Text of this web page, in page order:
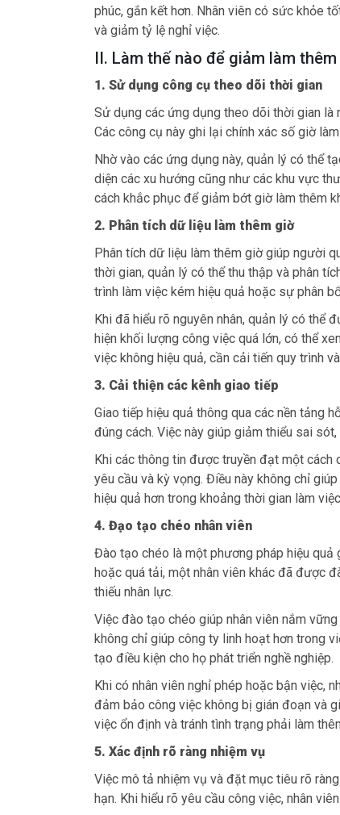
phúc, gắn kết hơn. Nhân viên có sức khỏe
và giảm tỷ lệ nghỉ việc.
II. Làm thế nào để giảm làm
1. Sử dụng công cụ theo dõi thời gian
Sử dụng các ứng dụng theo dõi thời gian là
Các công cụ này ghi lại chính xác số giờ
Nhờ vào các ứng dụng này, quản lý có thể
diện các xu hướng cũng như các khu vực
cách khắc phục để giảm bớt giờ làm thêm
2. Phân tích dữ liệu làm thêm giờ
Phân tích dữ liệu làm thêm giờ giúp người
thời gian, quản lý có thể thu thập và phân
trình làm việc kém hiệu quả hoặc sự phân
Khi đã hiểu rõ nguyên nhân, quản lý có thể
hiện khối lượng công việc quá lớn, có thể
việc không hiệu quả, cần cải tiến quy trình
3. Cải thiện các kênh giao tiếp
Giao tiếp hiệu quả thông qua các nền tảng
đúng cách. Việc này giúp giảm thiểu sai
Khi các thông tin được truyền đạt một cách
yêu cầu và kỳ vọng. Điều này không chỉ
hiệu quả hơn trong khoảng thời gian làm
4. Đạo tạo chéo nhân viên
Đào tạo chéo là một phương pháp hiệu quả
hoặc quá tải, một nhân viên khác đã được
thiếu nhân lực.
Việc đào tạo chéo giúp nhân viên nắm
không chỉ giúp công ty linh hoạt hơn trong
tạo điều kiện cho họ phát triển nghề nghiệp.
Khi có nhân viên nghỉ phép hoặc bận việc,
đảm bảo công việc không bị gián đoạn và
việc ổn định và tránh tình trạng phải làm
5. Xác định rõ ràng nhiệm vụ
Việc mô tả nhiệm vụ và đặt mục tiêu rõ
hạn. Khi hiểu rõ yêu cầu công việc, nhân